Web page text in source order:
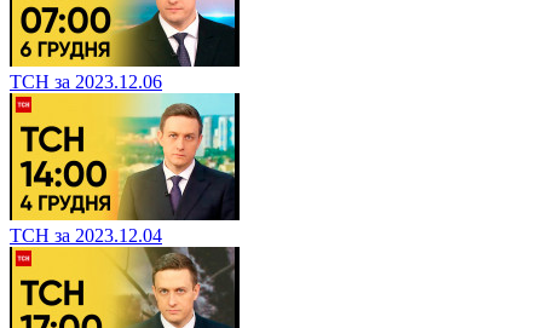
ТСН за 2023.12.06
ТСН за 2023.12.04